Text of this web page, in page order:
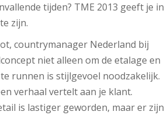
tijden? TME 2013 geeft je in
zijn.
countrymanager Nederland bij
niet alleen om de etalage en
runnen is stijlgevoel noodzakelijk.
verhaal vertelt aan je klant.
is lastiger geworden, maar er zijn